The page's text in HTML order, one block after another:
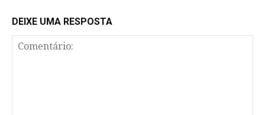
DEIXE UMA RESPOSTA